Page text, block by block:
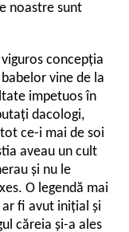
noastre sunt
concepția
vine de la
impetuos în
dacologi,
ce-i mai de soi
aveau un cult
și nu le
O legendă mai
ar fi avut inițial și
căreia și-a ales